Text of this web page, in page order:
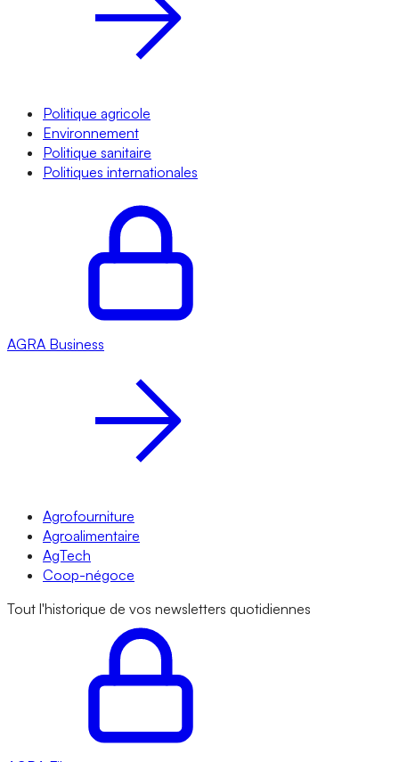
Politique agricole
Environnement
Politique sanitaire
Politiques internationales
AGRA Business
Agrofourniture
Agroalimentaire
AgTech
Coop-négoce
Tout l'historique de vos newsletters quotidiennes